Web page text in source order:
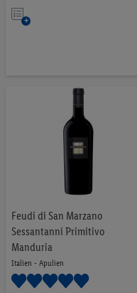
Auf
Feudi di San Marzano
Sessantanni Primitivo
Manduria
Italien - Apulien